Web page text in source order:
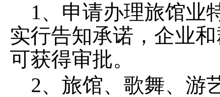
1、申请办理旅馆业
实行告知承诺，企业
可获得审批。
2、旅馆、歌舞、游